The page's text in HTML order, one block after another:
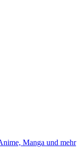
Manga und mehr